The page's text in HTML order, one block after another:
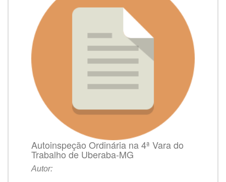
Autoinspeção Ordinária na 4ª Vara do
Trabalho de Uberaba-MG
Autor: